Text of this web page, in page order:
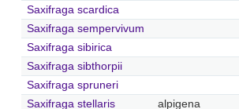
Saxifraga scardica
Saxifraga sempervivum
Saxifraga sibirica
Saxifraga sibthorpii
Saxifraga spruneri
Saxifraga stellaris
alpigena